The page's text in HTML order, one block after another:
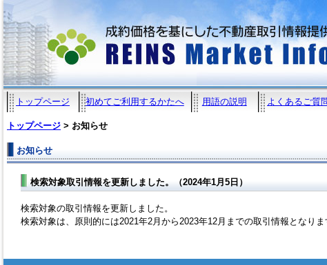
トップページ 初めてご利用するかたへ 用語の説明 よくあるご質
トップページ > お知らせ
お知らせ
検索対象取引情報を更新しました。（2024年1月5日）
検索対象の取引情報を更新しました。
検索対象は、原則的には2021年2月から2023年12月までの取引情報となりま